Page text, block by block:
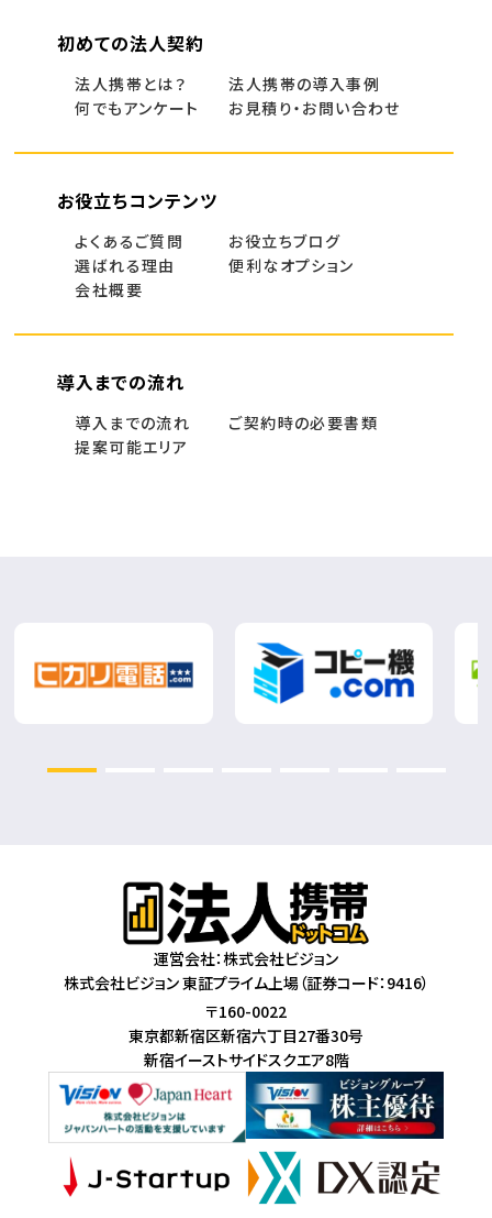
初めての法人契約
法人携帯とは？
法人携帯の導入事例
何でもアンケート
お見積り・お問い合わせ
お役立ちコンテンツ
よくあるご質問
お役立ちブログ
選ばれる理由
便利なオプション
会社概要
導入までの流れ
導入までの流れ
ご契約時の必要書類
提案可能エリア
運営会社：株式会社ビジョン
株式会社ビジョン 東証プライム上場（証券コード：9416）
〒160-0022
東京都新宿区新宿六丁目27番30号
新宿イーストサイドスクエア8階